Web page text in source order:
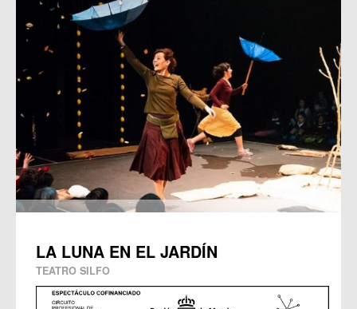
LA LUNA EN EL JARDÍN
TEATRO SILFO